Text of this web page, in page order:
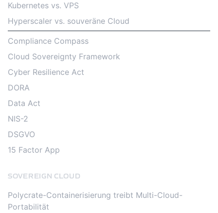
Kubernetes vs. VPS
Hyperscaler vs. souveräne Cloud
Compliance Compass
Cloud Sovereignty Framework
Cyber Resilience Act
DORA
Data Act
NIS-2
DSGVO
15 Factor App
SOVEREIGN CLOUD
Polycrate-Containerisierung treibt Multi-Cloud-
Portabilität